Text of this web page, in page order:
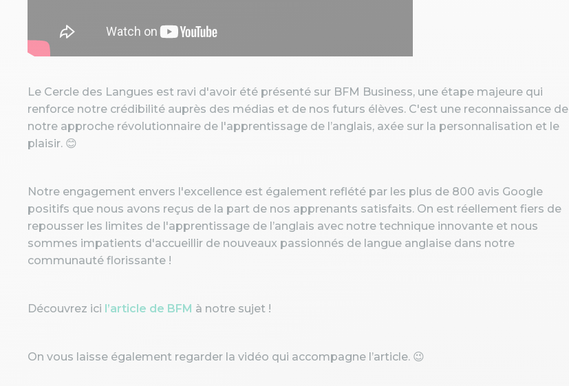
Le Cercle des Langues est ravi d'avoir été présenté sur BFM Business, une étape majeure qui
renforce notre crédibilité auprès des médias et de nos futurs élèves. C'est une reconnaissance de
notre approche révolutionnaire de l'apprentissage de l’anglais, axée sur la personnalisation et le
plaisir. 😊
Notre engagement envers l'excellence est également reflété par les plus de 800 avis Google
positifs que nous avons reçus de la part de nos apprenants satisfaits. On est réellement fiers de
repousser les limites de l'apprentissage de l’anglais avec notre technique innovante et nous
sommes impatients d'accueillir de nouveaux passionnés de langue anglaise dans notre
communauté florissante !
Découvrez ici l’article de BFM à notre sujet !
On vous laisse également regarder la vidéo qui accompagne l’article. 😉